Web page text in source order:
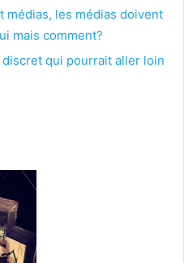
médias, les médias doivent
mais comment?
qui pourrait aller loin